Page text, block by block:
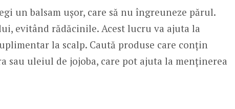
un balsam ușor, care să nu îngreuneze părul.
evitând rădăcinile. Acest lucru va ajuta la
la scalp. Caută produse care conțin
sau uleiul de jojoba, care pot ajuta la menținerea